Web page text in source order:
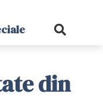
din